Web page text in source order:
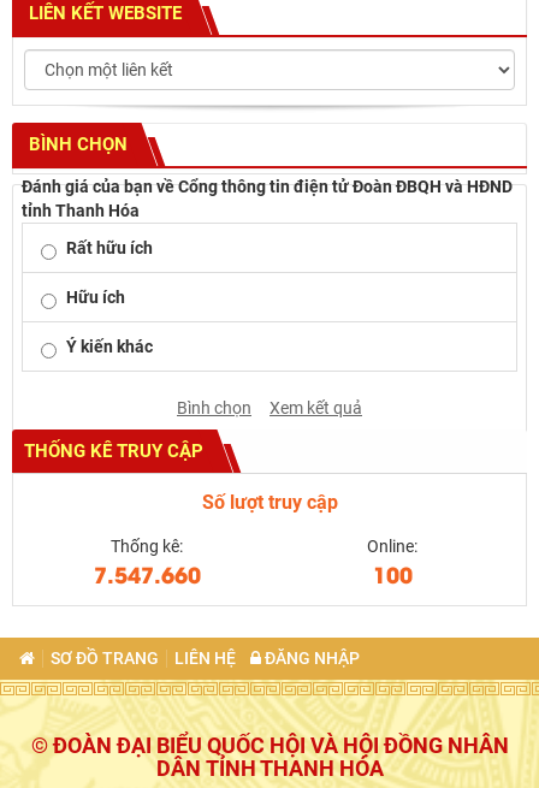
LIÊN KẾT WEBSITE
BÌNH CHỌN
Đánh giá của bạn về Cổng thông tin điện tử Đoàn ĐBQH và HĐND
tỉnh Thanh Hóa
Rất hữu ích
Hữu ích
Ý kiến khác
Bình chọn Xem kết quả
THỐNG KÊ TRUY CẬP
Số lượt truy cập
Thống kê:
7.547.660
Online:
100
SƠ ĐỒ TRANG LIÊN HỆ ĐĂNG NHẬP
© ĐOÀN ĐẠI BIỂU QUỐC HỘI VÀ HỘI ĐỒNG NHÂN
DÂN TỈNH THANH HÓA